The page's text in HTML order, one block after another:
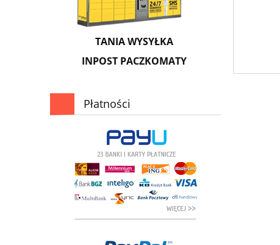
TANIA WYSYŁKA
INPOST PACZKOMATY
Płatności